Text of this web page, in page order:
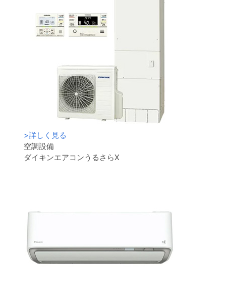
>詳しく見る
空調設備
ダイキンエアコンうるさらX